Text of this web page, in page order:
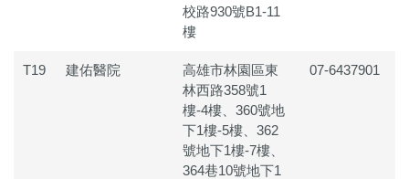
校路930號B1-11
樓
T19 建佑醫院
高雄市林園區東
林西路358號1
樓-4樓、360號地
下1樓-5樓、362
號地下1樓-7樓、
364巷10號地下1
07-6437901